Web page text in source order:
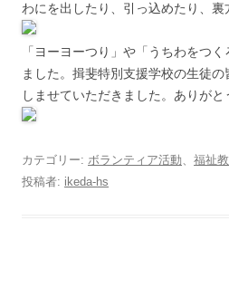
わにを出したり、引っ込めたり、裏
「ヨーヨーつり」や「うちわをつ
ました。揖斐特別支援学校の生徒
しませていただきました。ありがと
カテゴリー: ボランティア活動、 福祉
投稿者: ikeda-hs